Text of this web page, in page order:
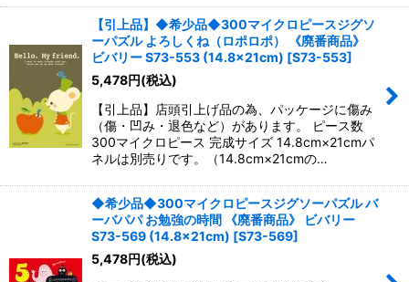
【引上品】◆希少品◆300マイクロピースジグソ
ーパズル よろしくね（ロポロポ） 《廃番商品》
ビバリー S73-553 (14.8×21cm) [S73-553]
5,478円(税込)
【引上品】店頭引上げ品の為、パッケージに傷み
（傷・凹み・退色など）があります。 ピース数
300マイクロピース 完成サイズ 14.8cm×21cmパ
ネルは別売りです。（14.8cm×21cmの…
◆希少品◆300マイクロピースジグソーパズル バ
ーバパパ お勉強の時間 《廃番商品》 ビバリー
S73-569 (14.8×21cm) [S73-569]
5,478円(税込)